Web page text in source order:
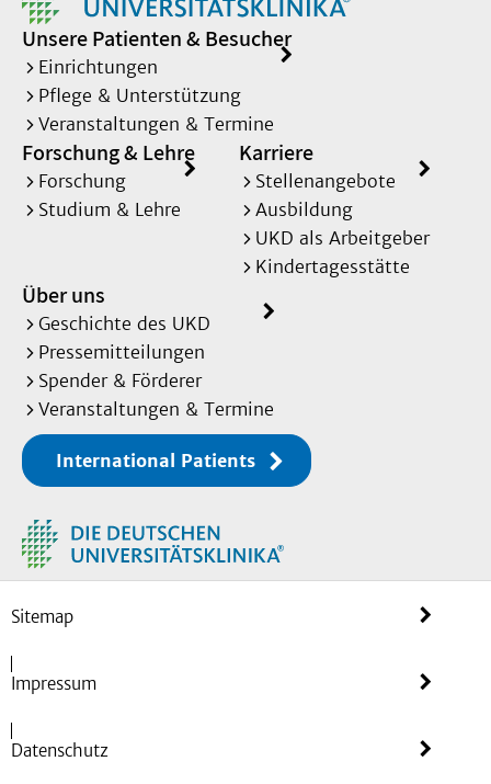
Unsere Patienten & Besucher
Einrichtungen
Pflege & Unterstützung
Veranstaltungen & Termine
Forschung & Lehre
Forschung
Studium & Lehre
Karriere
Stellenangebote
Ausbildung
UKD als Arbeitgeber
Kindertagesstätte
Über uns
Geschichte des UKD
Pressemitteilungen
Spender & Förderer
Veranstaltungen & Termine
International Patients
Sitemap
Impressum
Datenschutz